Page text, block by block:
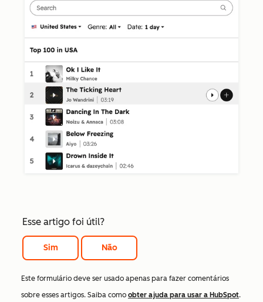
Esse artigo foi útil?
Sim Não
Este formulário deve ser usado apenas para fazer comentários
sobre esses artigos. Saiba como obter ajuda para usar a HubSpot.